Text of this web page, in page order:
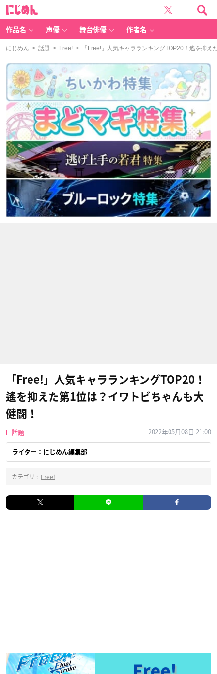
作品名 声優 舞台俳優 作者名
にじめん > 話題 > Free! > 「Free!」人気キャラランキングTOP20！遙を抑え
「Free!」人気キャラランキングTOP20！
遙を抑えた第1位は？イワトビちゃんも大
健闘！
話題 2022年05月08日 21:00
ライター：にじめん編集部
カテゴリ : Free!